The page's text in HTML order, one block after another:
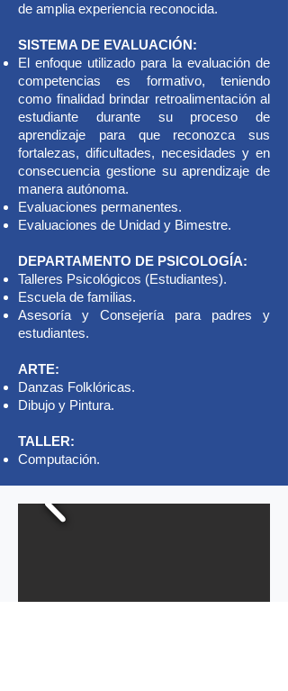
de amplia experiencia reconocida.
SISTEMA DE EVALUACIÓN:
El enfoque utilizado para la evaluación de
competencias es formativo, teniendo
como finalidad brindar retroalimentación al
estudiante durante su proceso de
aprendizaje para que reconozca sus
fortalezas, dificultades, necesidades y en
consecuencia gestione su aprendizaje de
manera autónoma.
Evaluaciones permanentes.
Evaluaciones de Unidad y Bimestre.
DEPARTAMENTO DE PSICOLOGÍA:
Talleres Psicológicos (Estudiantes).
Escuela de familias.
Asesoría y Consejería para padres y
estudiantes.
ARTE:
Danzas Folklóricas.
Dibujo y Pintura.
TALLER:
Computación.